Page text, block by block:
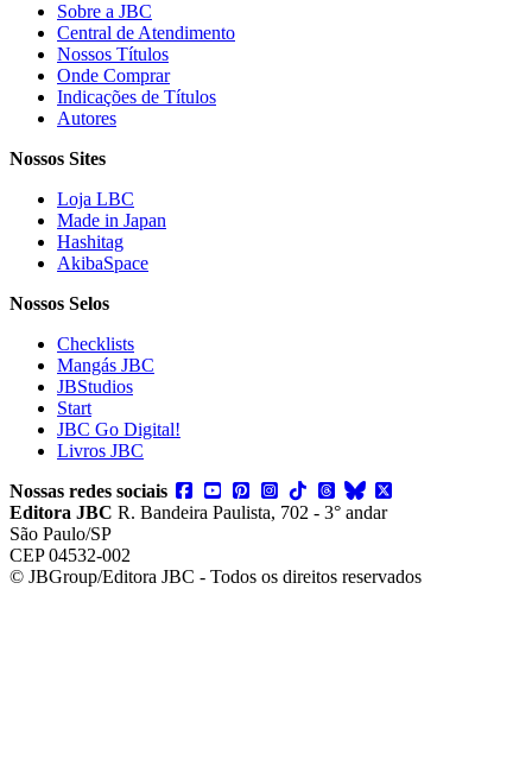
Sobre a JBC
Central de Atendimento
Nossos Títulos
Onde Comprar
Indicações de Títulos
Autores
Nossos Sites
Loja LBC
Made in Japan
Hashitag
AkibaSpace
Nossos Selos
Checklists
Mangás JBC
JBStudios
Start
JBC Go Digital!
Livros JBC
Nossas redes sociais
Editora JBC R. Bandeira Paulista, 702 - 3° andar
São Paulo/SP
CEP 04532-002
© JBGroup/Editora JBC - Todos os direitos reservados